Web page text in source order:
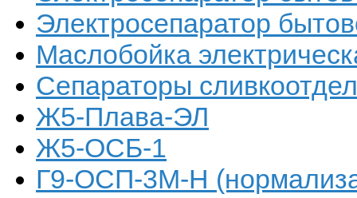
Электросепаратор
Маслобойка
Сепараторы
Ж5-Плава-ЭЛ
Ж5-ОСБ-1
Г9-ОСП-3М-Н